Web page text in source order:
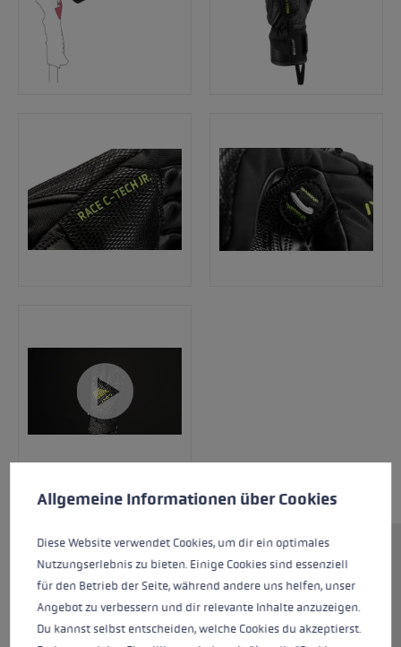
Avec les WCR C-Tech 3D Junior Mitt, les skieurs
en herbe sont parfaitement équipés. Ces gants
avec channels intégrés pour les doigts
conviennent à tous les enfants et adolescents
Préférences en matière de cookies
This website uses cookies to give you the best possible experience.
Allgemeine Informationen über Cookies
Diese Website verwendet Cookies, um dir ein optimales
Nutzungserlebnis zu bieten. Einige Cookies sind essenziell
für den Betrieb der Seite, während andere uns helfen, unser
Angebot zu verbessern und dir relevante Inhalte anzuzeigen.
Du kannst selbst entscheiden, welche Cookies du akzeptierst.